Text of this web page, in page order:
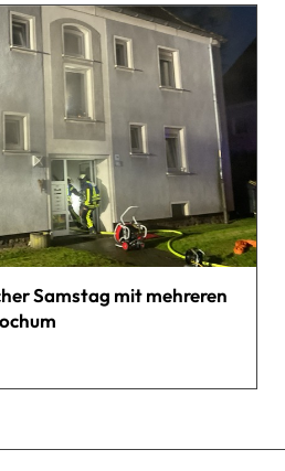
Samstag mit mehreren